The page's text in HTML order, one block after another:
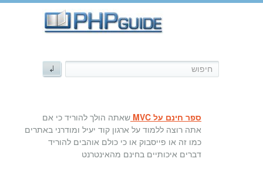
ספר חינם על MVC
שאתה הולך להוריד כי אם
אתה רוצה ללמוד על ארגון קוד יעיל ומודרני באתרים
כמו זה או פייסבוק או כי כולם אוהבים להוריד
דברים איכותיים בחינם מהאינטרנט